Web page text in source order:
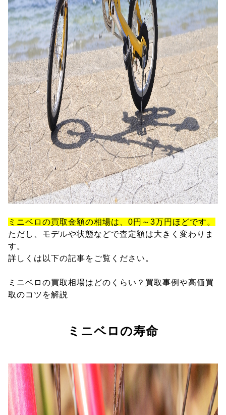
ミニベロの買取金額の相場は、0円～3万円ほどです。
ただし、モデルや状態などで査定額は大きく変わりま
す。
詳しくは以下の記事をご覧ください。
ミニベロの買取相場はどのくらい？買取事例や高価買
取のコツを解説
ミニベロの寿命